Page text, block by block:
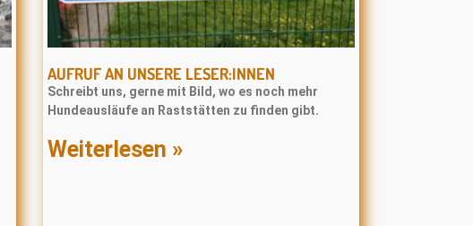
AUFRUF AN UNSERE LESER:INNEN
Schreibt uns, gerne mit Bild, wo es noch mehr
Hundeausläufe an Raststätten zu finden gibt.
Weiterlesen »